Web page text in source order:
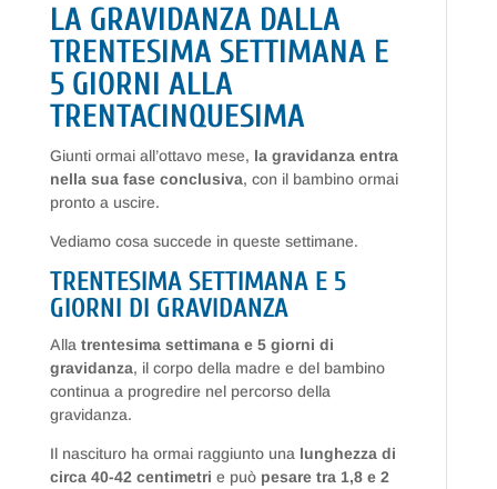
LA GRAVIDANZA DALLA
TRENTESIMA SETTIMANA E
5 GIORNI ALLA
TRENTACINQUESIMA
Giunti ormai all’ottavo mese, la gravidanza entra
nella sua fase conclusiva, con il bambino ormai
pronto a uscire.
Vediamo cosa succede in queste settimane.
TRENTESIMA SETTIMANA E 5
GIORNI DI GRAVIDANZA
Alla trentesima settimana e 5 giorni di
gravidanza, il corpo della madre e del bambino
continua a progredire nel percorso della
gravidanza.
Il nascituro ha ormai raggiunto una lunghezza di
circa 40-42 centimetri e può pesare tra 1,8 e 2